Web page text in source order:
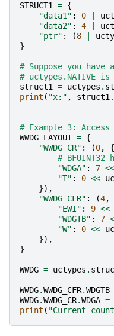
STRUCT1 = {
"data1" : 0
"data2" : 4
"ptr" : (8
}
# Suppose you
# uctypes.NATIVE
struct1
= uctypes .
print ( "x:" , struct1 .
# Example 3: Access
WWDG_LAYOUT = {
"WWDG_CR" : (0,
{
# BFUINT32
"WDGA" : 7 <<
"T" : 0 <<
}),
"WWDG_CFR" : (4,
"EWI" : 9 <<
"WDGTB" : 7
"W" : 0 <<
}),
}
WWDG = uctypes .
WWDG.WWDG_CFR.WDGTB
WWDG.WWDG_CR.WDGA =
print ( "Current